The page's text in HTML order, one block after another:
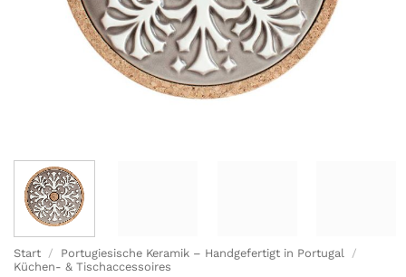
Start / Portugiesische Keramik – Handgefertigt in Portugal
/
Küchen- & Tischaccessoires